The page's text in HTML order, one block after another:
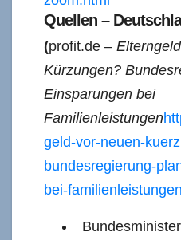
Quellen –
(profit.de –
Kürzungen?
Einsparungen bei
Familienleistungen
geld-vor-neuen-
bundesregierung-
bei-